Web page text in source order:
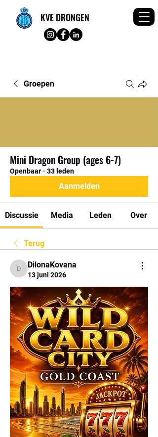
KVE DRONGEN
Groepen
Mini Dragon Group (ages 6-7)
Openbaar · 33 leden
Aanmelden
Discussie Media Leden Over
Terug
DilonaKovana
DilonaKovana
13 juni 2026